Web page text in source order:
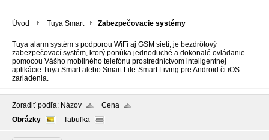
Úvod Tuya Smart Zabezpečovacie systémy
Tuya alarm systém s podporou WiFi aj GSM sietí, je bezdrôtový
zabezpečovací systém, ktorý ponúka jednoduché a dokonalé ovládanie
pomocou Vášho mobilného telefónu prostredníctvom inteligentnej
aplikácie Tuya Smart alebo Smart Life-Smart Living pre Android či iOS
zariadenia.
Zoradiť podľa: Názov
Cena
Obrázky
Tabuľka